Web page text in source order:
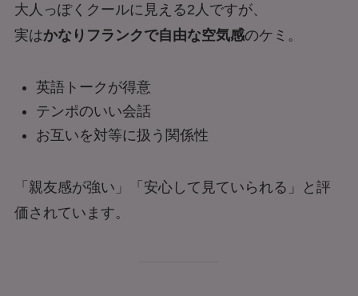
大人っぽくクールに見える2人ですが、
実はかなりフランクで自由な空気感のケミ。
英語トークが得意
テンポのいい会話
お互いを対等に扱う関係性
「親友感が強い」「安心して見ていられる」と評
価されています。